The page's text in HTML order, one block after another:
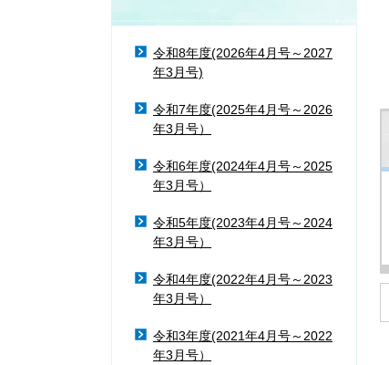
令和8年度(2026年4月号～2027
年3月号)
令和7年度(2025年4月号～2026
年3月号）
令和6年度(2024年4月号～2025
年3月号）
令和5年度(2023年4月号～2024
年3月号）
令和4年度(2022年4月号～2023
年3月号）
令和3年度(2021年4月号～2022
年3月号）